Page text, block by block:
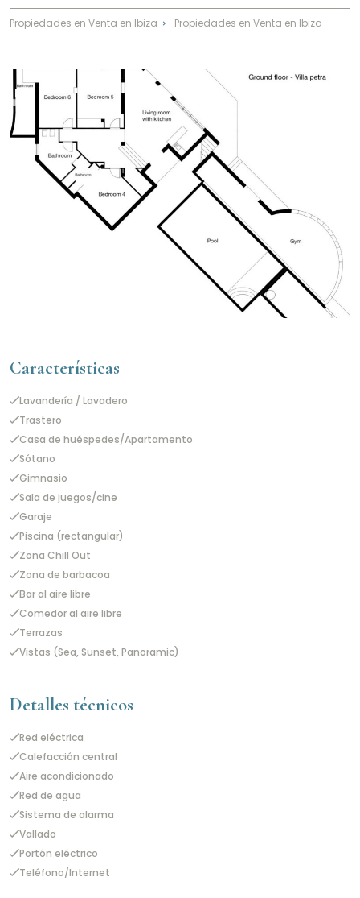
Propiedades en Venta en Ibiza⌃ Propiedades en Venta en Ibiza
Características
Lavandería / Lavadero
Trastero
Casa de huéspedes/Apartamento
Sótano
Gimnasio
Sala de juegos/cine
Garaje
Piscina (rectangular)
Zona Chill Out
Zona de barbacoa
Bar al aire libre
Comedor al aire libre
Terrazas
Vistas (Sea, Sunset, Panoramic)
Detalles técnicos
Red eléctrica
Calefacción central
Aire acondicionado
Red de agua
Sistema de alarma
Vallado
Portón eléctrico
Teléfono/Internet